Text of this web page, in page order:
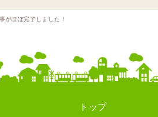
がほぼ完了しました！
トップ